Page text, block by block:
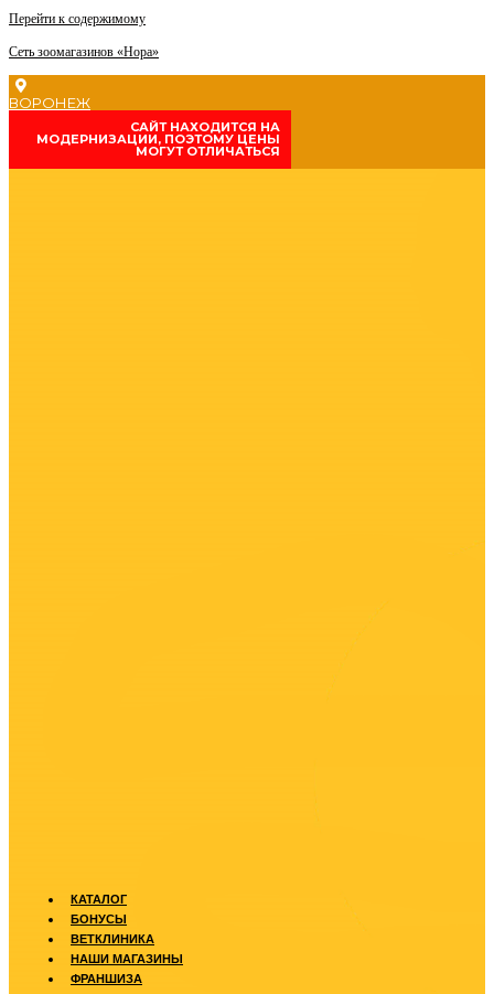
Перейти к содержимому
Сеть зоомагазинов «Нора»
ВОРОНЕЖ
CАЙТ НАХОДИТСЯ НА
МОДЕРНИЗАЦИИ, ПОЭТОМУ ЦЕНЫ
МОГУТ ОТЛИЧАТЬСЯ
КАТАЛОГ
БОНУСЫ
ВЕТКЛИНИКА
НАШИ МАГАЗИНЫ
ФРАНШИЗА